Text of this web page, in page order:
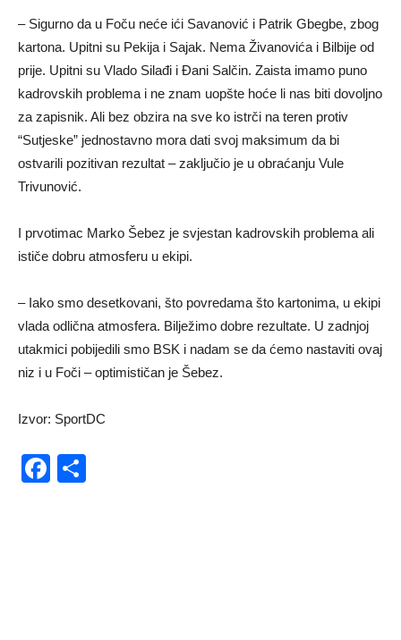
– Sigurno da u Foču neće ići Savanović i Patrik Gbegbe, zbog
kartona. Upitni su Pekija i Sajak. Nema Živanovića i Bilbije od
prije. Upitni su Vlado Silađi i Đani Salčin. Zaista imamo puno
kadrovskih problema i ne znam uopšte hoće li nas biti dovoljno
za zapisnik. Ali bez obzira na sve ko istrči na teren protiv
“Sutjeske” jednostavno mora dati svoj maksimum da bi
ostvarili pozitivan rezultat – zaključio je u obraćanju Vule
Trivunović.
I prvotimac Marko Šebez je svjestan kadrovskih problema ali
ističe dobru atmosferu u ekipi.
– Iako smo desetkovani, što povredama što kartonima, u ekipi
vlada odlična atmosfera. Bilježimo dobre rezultate. U zadnjoj
utakmici pobijedili smo BSK i nadam se da ćemo nastaviti ovaj
niz i u Foči – optimističan je Šebez.
Izvor: SportDC
Facebook